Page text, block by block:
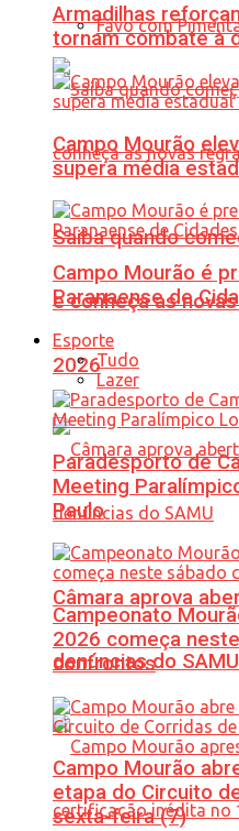
Favo com
Saiba quando
e conheça as
2026
Câmara aprova
denúncias do SAMU
Armadilhas
tornam combate à
Campo Mourão
supera média
Campo Mourão é
Paranaense de
Esporte
Tudo
Lazer
Paradesporto de
Meeting
Paulo
Campeonato
2026 começa
confrontos
Campo Mourão
etapa do Circuito
sexta-feira (7)